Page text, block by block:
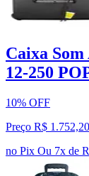
Caixa
12-250
10% OFF
Preço R$ 1.752,20
no Pix Ou 7x de